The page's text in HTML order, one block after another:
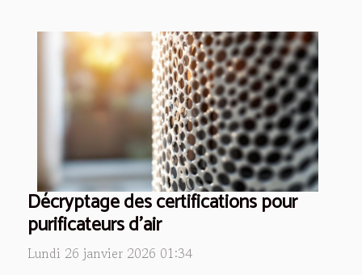
Décryptage des certifications pour
purificateurs d'air
Lundi 26 janvier 2026 01:34